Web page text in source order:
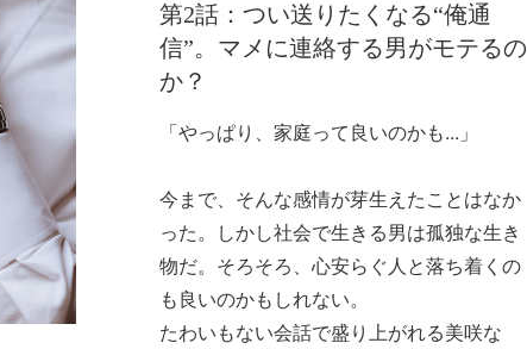
第2話：つい送りたくなる“俺通
信”。マメに連絡する男がモテるの
か？
「やっぱり、家庭って良いのかも...」
今まで、そんな感情が芽生えたことはなか
った。しかし社会で生きる男は孤独な生き
物だ。そろそろ、心安らぐ人と落ち着くの
も良いのかもしれない。
たわいもない会話で盛り上がれる美咲な